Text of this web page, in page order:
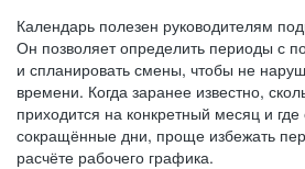
Календарь полезен руководителям
Он позволяет определить периоды с
и спланировать смены, чтобы не
времени. Когда заранее известно,
приходится на конкретный месяц и
сокращённые дни, проще избежать
расчёте рабочего графика.